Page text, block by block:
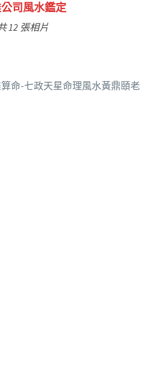
福主量子生基造命
共 6 張相片
命-七政天星命理風水黃鼎頤老